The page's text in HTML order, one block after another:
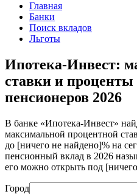
Главная
Банки
Поиск вкладов
Льготы
Ипотека-Инвест:
ставки и
пенсионеров 2026
В банке «Ипотека-Инвест»
максимальной процентной
до [ничего не найдено]% на
пенсионный вклад в 2026
его можно открыть под
Город